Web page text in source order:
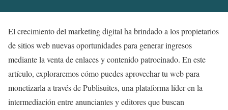
El crecimiento del marketing digital ha brindado a los propietarios
de sitios web nuevas oportunidades para generar ingresos
mediante la venta de enlaces y contenido patrocinado. En este
artículo, exploraremos cómo puedes aprovechar tu web para
monetizarla a través de Publisuites, una plataforma líder en la
intermediación entre anunciantes y editores que buscan